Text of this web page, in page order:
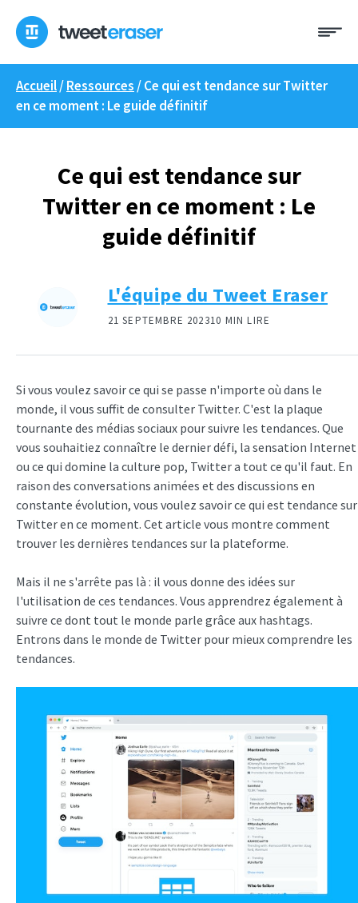
content
Accueil/Ressources /Ce qui est tendance sur Twitter
en ce moment : Le guide définitif
Ce qui est tendance sur
Twitter en ce moment : Le
guide définitif
L'équipe du Tweet Eraser
21 SEPTEMBRE 202310 MIN LIRE
Si vous voulez savoir ce qui se passe n'importe où dans le
monde, il vous suffit de consulter Twitter. C'est la plaque
tournante des médias sociaux pour suivre les tendances. Que
vous souhaitiez connaître le dernier défi, la sensation Internet
ou ce qui domine la culture pop, Twitter a tout ce qu'il faut. En
raison des conversations animées et des discussions en
constante évolution, vous voulez savoir ce qui est tendance sur
Twitter en ce moment. Cet article vous montre comment
trouver les dernières tendances sur la plateforme.
Mais il ne s'arrête pas là : il vous donne des idées sur
l'utilisation de ces tendances. Vous apprendrez également à
suivre ce dont tout le monde parle grâce aux hashtags.
Entrons dans le monde de Twitter pour mieux comprendre les
tendances.